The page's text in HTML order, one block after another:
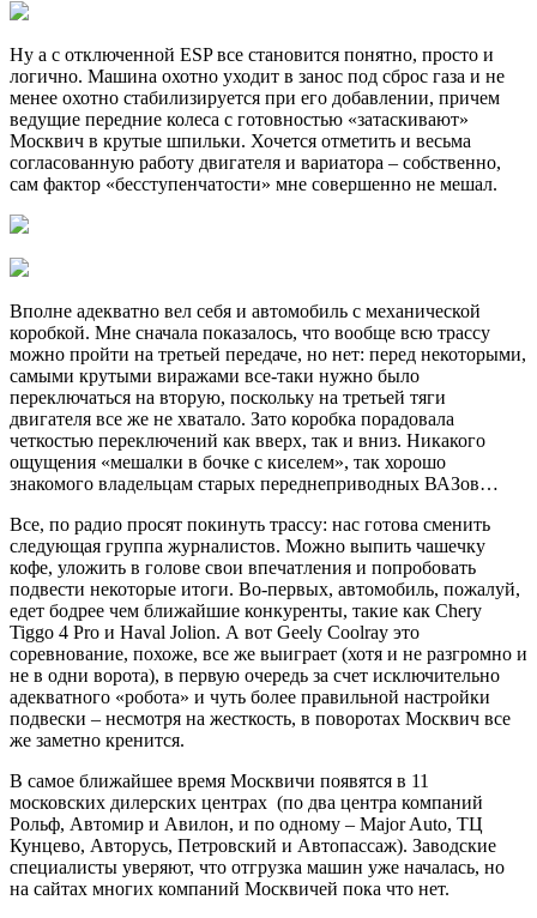
Ну а с отключенной ESP все становится понятно, просто и
логично. Машина охотно уходит в занос под сброс газа и не
менее охотно стабилизируется при его добавлении, причем
ведущие передние колеса с готовностью «затаскивают»
Москвич в крутые шпильки. Хочется отметить и весьма
согласованную работу двигателя и вариатора – собственно,
сам фактор «бесступенчатости» мне совершенно не мешал.
Вполне адекватно вел себя и автомобиль с механической
коробкой. Мне сначала показалось, что вообще всю трассу
можно пройти на третьей передаче, но нет: перед некоторыми,
самыми крутыми виражами все-таки нужно было
переключаться на вторую, поскольку на третьей тяги
двигателя все же не хватало. Зато коробка порадовала
четкостью переключений как вверх, так и вниз. Никакого
ощущения «мешалки в бочке с киселем», так хорошо
знакомого владельцам старых переднеприводных ВАЗов…
Все, по радио просят покинуть трассу: нас готова сменить
следующая группа журналистов. Можно выпить чашечку
кофе, уложить в голове свои впечатления и попробовать
подвести некоторые итоги. Во-первых, автомобиль, пожалуй,
едет бодрее чем ближайшие конкуренты, такие как Chery
Tiggo 4 Pro и Haval Jolion. А вот Geely Coolray это
соревнование, похоже, все же выиграет (хотя и не разгромно и
не в одни ворота), в первую очередь за счет исключительно
адекватного «робота» и чуть более правильной настройки
подвески – несмотря на жесткость, в поворотах Москвич все
же заметно кренится.
В самое ближайшее время Москвичи появятся в 11
московских дилерских центрах (по два центра компаний
Рольф, Автомир и Авилон, и по одному – Major Auto, ТЦ
Кунцево, Авторусь, Петровский и Автопассаж). Заводские
специалисты уверяют, что отгрузка машин уже началась, но
на сайтах многих компаний Москвичей пока что нет.